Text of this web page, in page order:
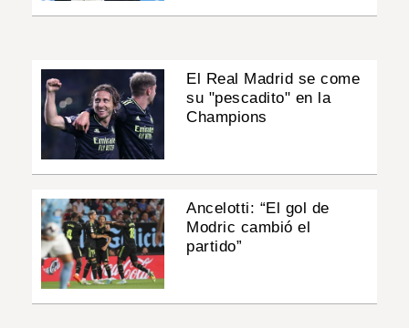
El Real Madrid se come
su "pescadito" en la
Champions
Ancelotti: “El gol de
Modric cambió el
partido”